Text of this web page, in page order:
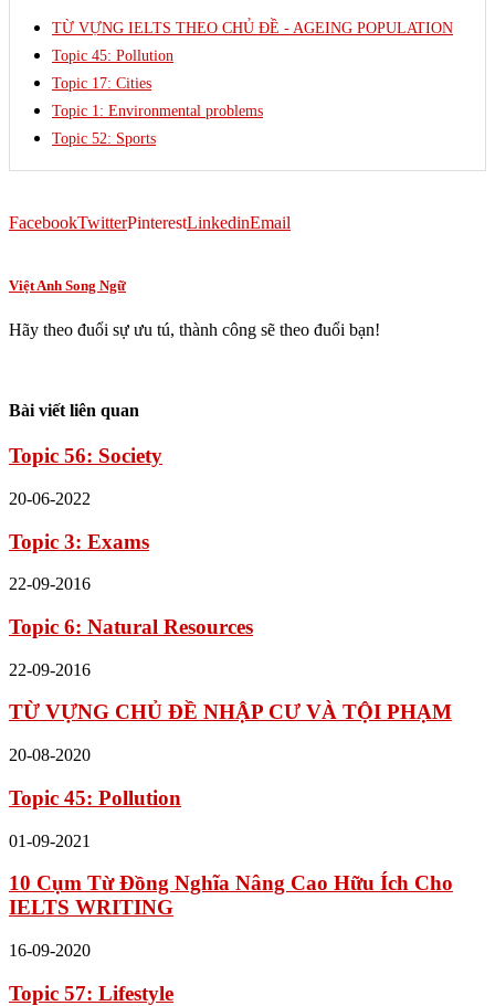
TỪ VỰNG IELTS THEO CHỦ ĐỀ - AGEING POPULATION
Topic 45: Pollution
Topic 17: Cities
Topic 1: Environmental problems
Topic 52: Sports
FacebookTwitterPinterestLinkedinEmail
Việt Anh Song Ngữ
Hãy theo đuổi sự ưu tú, thành công sẽ theo đuổi bạn!
Bài viết liên quan
Topic 56: Society
20-06-2022
Topic 3: Exams
22-09-2016
Topic 6: Natural Resources
22-09-2016
TỪ VỰNG CHỦ ĐỀ NHẬP CƯ VÀ TỘI PHẠM
20-08-2020
Topic 45: Pollution
01-09-2021
10 Cụm Từ Đồng Nghĩa Nâng Cao Hữu Ích Cho
IELTS WRITING
16-09-2020
Topic 57: Lifestyle